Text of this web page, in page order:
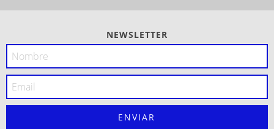
NEWSLETTER